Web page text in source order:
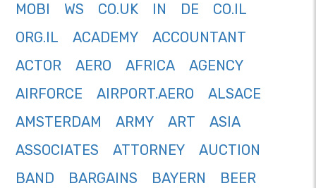
MOBI
WS CO.UK IN DE
CO.IL
ORG.IL
ACADEMY
ACCOUNTANT
ACTOR
AERO AFRICA
AGENCY
AIRFORCE
AIRPORT.AERO
ALSACE
AMSTERDAM
ARMY ART
ASIA
ASSOCIATES
ATTORNEY
AUCTION
BAND
BARGAINS BAYERN
BEER